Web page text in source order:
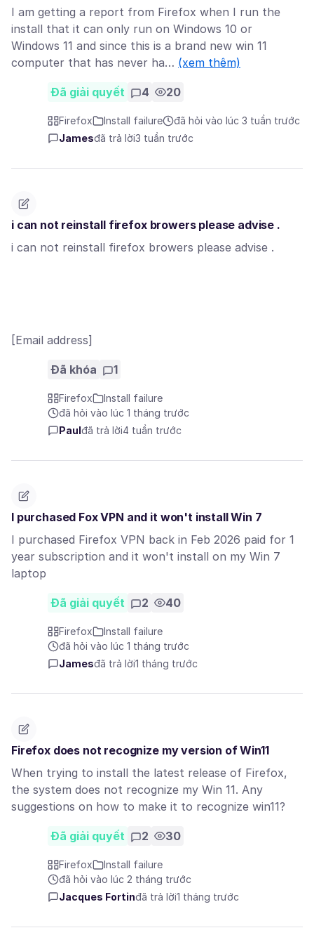
I am getting a report from Firefox when I run the
install that it can only run on Windows 10 or
Windows 11 and since this is a brand new win 11
computer that has never ha… (xem thêm)
Đã giải quyết 4 20
Firefox Install failure
đã hỏi vào lúc 3 tuần trước
Jamesđã trả lời3 tuần trước
i can not reinstall firefox browers please advise .
i can not reinstall firefox browers please advise .
[Email address]
Đã khóa 1
Firefox
Install failure
đã hỏi vào lúc 1 tháng trước
Paul đã trả lời4 tuần trước
I purchased Fox VPN and it won't install Win 7
I purchased Firefox VPN back in Feb 2026 paid for 1
year subscription and it won't install on my Win 7
laptop
Đã giải quyết 2 40
Firefox
Install failure
đã hỏi vào lúc 1 tháng trước
Jamesđã trả lời1 tháng trước
Firefox does not recognize my version of Win11
When trying to install the latest release of Firefox,
the system does not recognize my Win 11. Any
suggestions on how to make it to recognize win11?
Đã giải quyết 2 30
Firefox
Install failure
đã hỏi vào lúc 2 tháng trước
Jacques Fortinđã trả lời1 tháng trước